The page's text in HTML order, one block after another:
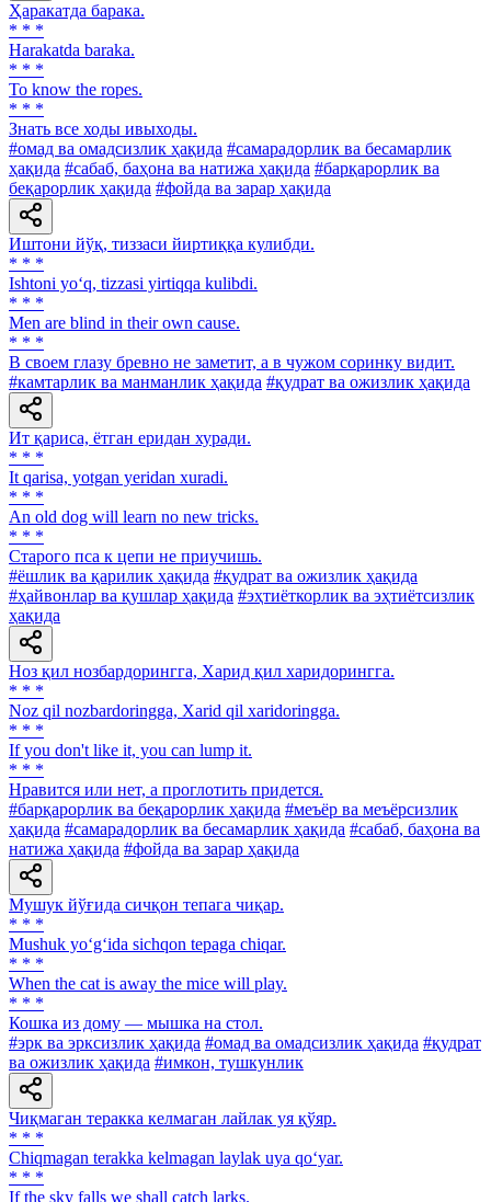
Ҳаракатда барака.
* * *
Harakatda baraka.
* * *
To know the ropes.
* * *
Знать все ходы ивыходы.
#омад ва омадсизлик ҳақида #самарадорлик ва бесамарлик
ҳақида #сабаб, баҳона ва натижа ҳақида #барқарорлик ва
беқарорлик ҳақида #фойда ва зарар ҳақида
Иштони йўқ, тиззаси йиртиққа кулибди.
* * *
Ishtoni yo‘q, tizzasi yirtiqqa kulibdi.
* * *
Men are blind in their own cause.
* * *
В своем глазу бревно не заметит, а в чужом соринку видит.
#камтарлик ва манманлик ҳақида #қудрат ва ожизлик ҳақида
Ит қариса, ётган еридан хуради.
* * *
It qarisa, yotgan yeridan xuradi.
* * *
An old dog will learn no new tricks.
* * *
Старого пса к цепи не приучишь.
#ёшлик ва қарилик ҳақида #қудрат ва ожизлик ҳақида
#ҳайвонлар ва қушлар ҳақида #эҳтиёткорлик ва эҳтиётсизлик
ҳақида
Ноз қил нозбардорингга, Харид қил харидорингга.
* * *
Noz qil nozbardoringga, Xarid qil xaridoringga.
* * *
If you don't like it, you can lump it.
* * *
Нравится или нет, а проглотить придется.
#барқарорлик ва беқарорлик ҳақида #меъёр ва меъёрсизлик
ҳақида #самарадорлик ва бесамарлик ҳақида #сабаб, баҳона ва
натижа ҳақида #фойда ва зарар ҳақида
Мушук йўғида сичқон тепага чиқар.
* * *
Mushuk yo‘g‘ida sichqon tepaga chiqar.
* * *
When the cat is away the mice will play.
* * *
Кошка из дому — мышка на стол.
#эрк ва эрксизлик ҳақида #омад ва омадсизлик ҳақида #қудрат
ва ожизлик ҳақида #имкон, тушкунлик
Чиқмаган теракка келмаган лайлак уя қўяр.
* * *
Chiqmagan terakka kelmagan laylak uya qo‘yar.
* * *
If the sky falls we shall catch larks.